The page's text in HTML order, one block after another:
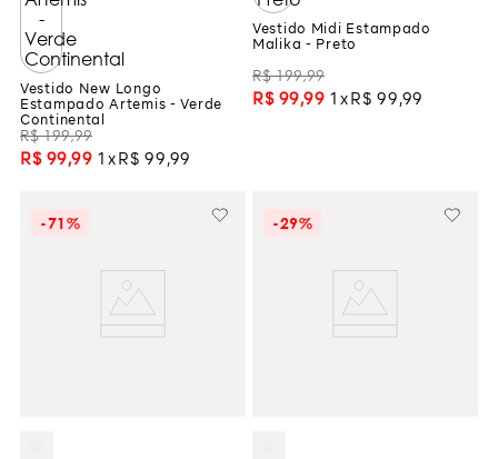
Vestido New Longo
Estampado Artemis - Verde
Continental
R$ 199,99
R$ 99,99 1 R$ 99 ,99
Vestido Midi Estampado
Malika - Preto
R$ 199,99
R$ 99,99 1 R$ 99 ,99
-71% -29%